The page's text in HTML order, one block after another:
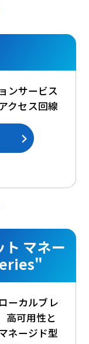
ンサービス
クセス回線
マネー
ーカルブレ
高可用性と
ネージド型